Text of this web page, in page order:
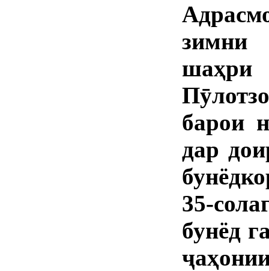
зимни
барои
дар
35-
бунёд